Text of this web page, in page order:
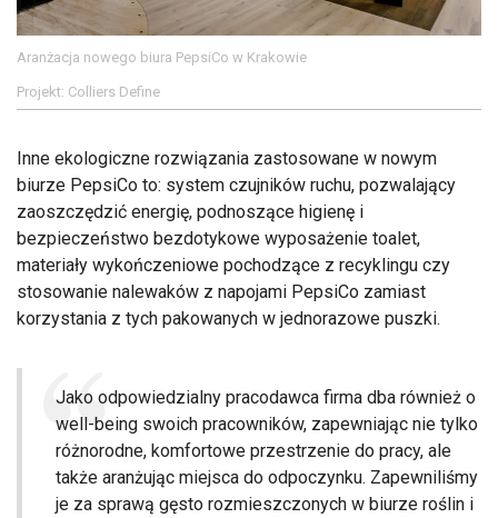
Aranżacja nowego biura PepsiCo w Krakowie
Projekt: Colliers Define
Inne ekologiczne rozwiązania zastosowane w nowym
biurze PepsiCo to: system czujników ruchu, pozwalający
zaoszczędzić energię, podnoszące higienę i
bezpieczeństwo bezdotykowe wyposażenie toalet,
materiały wykończeniowe pochodzące z recyklingu czy
stosowanie nalewaków z napojami PepsiCo zamiast
korzystania z tych pakowanych w jednorazowe puszki.
Jako odpowiedzialny pracodawca firma dba również o
well-being swoich pracowników, zapewniając nie tylko
różnorodne, komfortowe przestrzenie do pracy, ale
także aranżując miejsca do odpoczynku. Zapewniliśmy
je za sprawą gęsto rozmieszczonych w biurze roślin i